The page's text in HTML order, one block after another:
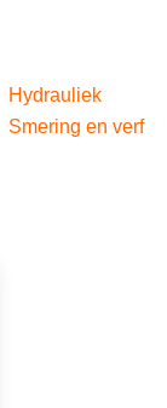
Hydrauliek
Smering en verf